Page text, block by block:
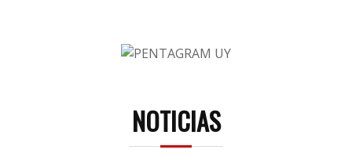
NOTICIAS